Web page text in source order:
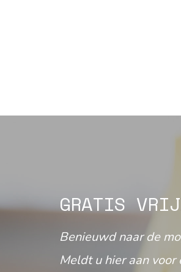
GRATIS
Benieuwd naar de
Meldt u hier aan